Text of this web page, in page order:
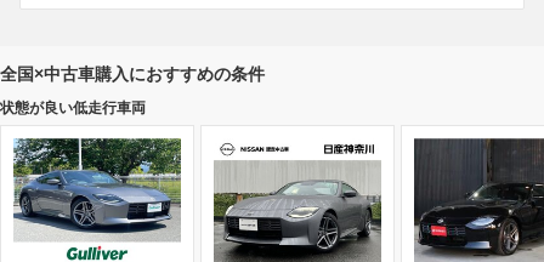
全国×中古車購入におすすめの条件
状態が良い低走行車両